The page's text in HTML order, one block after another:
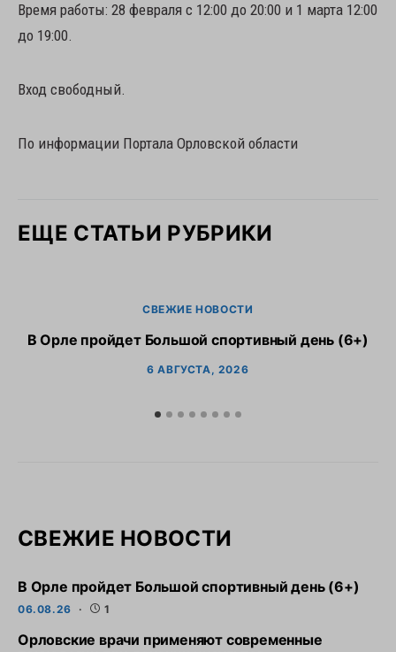
Время работы: 28 февраля с 12:00 до 20:00 и 1 марта 12:00
до 19:00.
Вход свободный.
По информации Портала Орловской области
ЕЩЕ СТАТЬИ РУБРИКИ
СВЕЖИЕ НОВОСТИ
В Орле пройдет Большой спортивный день (6+)
6 АВГУСТА, 2026
СВЕЖИЕ НОВОСТИ
В Орле пройдет Большой спортивный день (6+)
06.08.26 1
Орловские врачи применяют современные